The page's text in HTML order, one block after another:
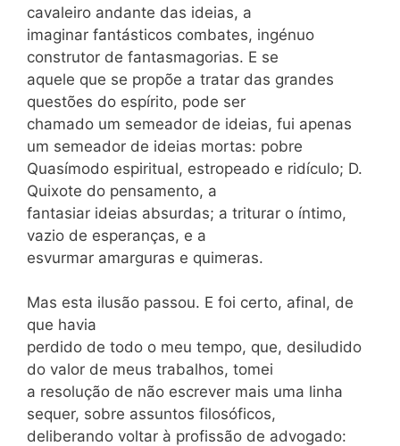
cavaleiro andante das ideias, a
imaginar fantásticos combates, ingénuo
construtor de fantasmagorias. E se
aquele que se propõe a tratar das grandes
questões do espírito, pode ser
chamado um semeador de ideias, fui apenas
um semeador de ideias mortas: pobre
Quasímodo espiritual, estropeado e ridículo; D.
Quixote do pensamento, a
fantasiar ideias absurdas; a triturar o íntimo,
vazio de esperanças, e a
esvurmar amarguras e quimeras.
Mas esta ilusão passou. E foi certo, afinal, de
que havia
perdido de todo o meu tempo, que, desiludido
do valor de meus trabalhos, tomei
a resolução de não escrever mais uma linha
sequer, sobre assuntos filosóficos,
deliberando voltar à profissão de advogado: